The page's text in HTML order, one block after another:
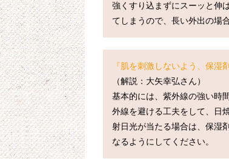
強くすり込まずにスーッと伸
『肌を刺激しないよう、保湿
（解説：大矢幸弘さん）
基本的には、紫外線の強い時
外線を避ける工夫をして、日
射日光が当たる場合は、保湿